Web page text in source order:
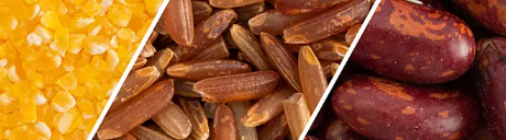
español
português
ไทย